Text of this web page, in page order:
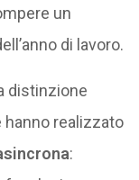
un
di lavoro.
distinzione
realizzato
: